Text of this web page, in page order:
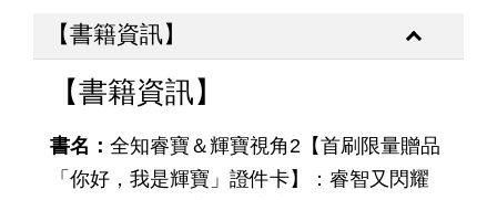
【書籍資訊】
【書籍資訊】
書名： 全知睿寶＆輝寶視角2【首刷限量贈品
「你好，我是輝寶」證件卡】：睿智又閃耀